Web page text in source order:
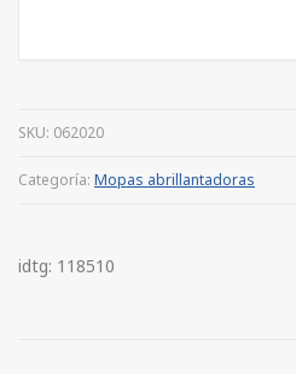
SKU: 062020
Categoría: Mopas abrillantadoras
idtg: 118510